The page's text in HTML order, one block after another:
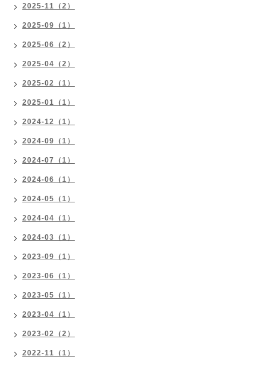
2025-11（2）
2025-09（1）
2025-06（2）
2025-04（2）
2025-02（1）
2025-01（1）
2024-12（1）
2024-09（1）
2024-07（1）
2024-06（1）
2024-05（1）
2024-04（1）
2024-03（1）
2023-09（1）
2023-06（1）
2023-05（1）
2023-04（1）
2023-02（2）
2022-11（1）